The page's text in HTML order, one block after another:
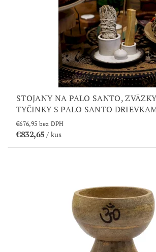
STOJANY NA PALO SANTO,
TYČINKY S PALO SANTO
€676,95 bez DPH
€832,65/ kus